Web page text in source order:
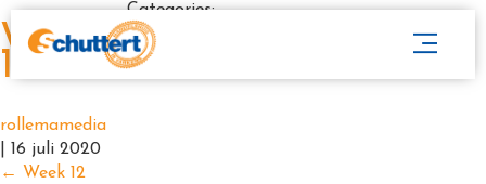
Week
13
rollemamedia
16 juli 2020
Categories:
← Week 12